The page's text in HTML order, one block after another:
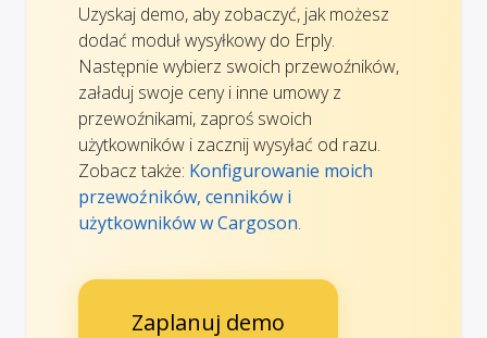
Uzyskaj demo, aby zobaczyć, jak możesz
dodać moduł wysyłkowy do Erply.
Następnie wybierz swoich przewoźników,
załaduj swoje ceny i inne umowy z
przewoźnikami, zaproś swoich
użytkowników i zacznij wysyłać od razu.
Zobacz także: Konfigurowanie moich
przewoźników, cenników i
użytkowników w Cargoson.
Zaplanuj demo